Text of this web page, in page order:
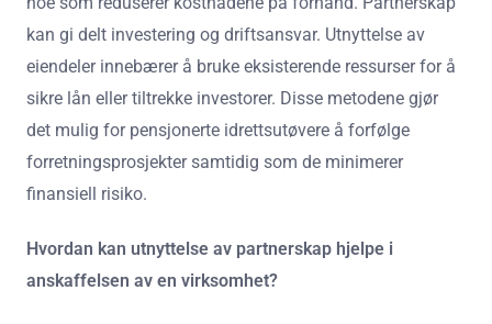
kan gi delt investering og driftsansvar. Utnyttelse av
eiendeler innebærer å bruke eksisterende ressurser for å
sikre lån eller tiltrekke investorer. Disse metodene gjør
det mulig for pensjonerte idrettsutøvere å forfølge
forretningsprosjekter samtidig som de minimerer
finansiell risiko.
Hvordan kan utnyttelse av partnerskap hjelpe i
anskaffelsen av en virksomhet?